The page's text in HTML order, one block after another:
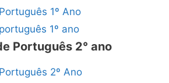
1º Ano
1º ano
Português 2° ano
2º Ano